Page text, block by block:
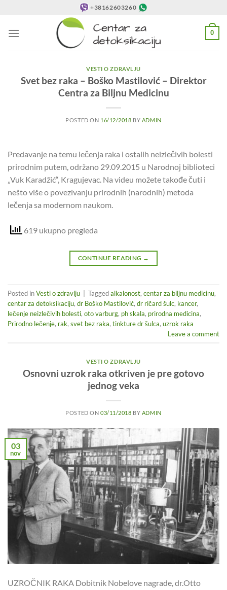
sadržaj
+38162603260
0
VESTI O ZDRAVLJU
Svet bez raka – Boško Mastilović – Direktor
Centra za Biljnu Medicinu
POSTED ON 16/12/2018 BY ADMIN
Predavanje na temu lečenja raka i ostalih neizlečivih bolesti
prirodnim putem, održano 29.09.2015 u Narodnoj biblioteci
„Vuk Karadžić“, Kragujevac. Na videu možete takođe čuti i
nešto više o povezivanju prirodnih (narodnih) metoda
lečenja sa modernom naukom.
619 ukupno pregleda
CONTINUE READING →
Posted inVesti o zdravlju Taggedalkalonost, centar za biljnu medicinu,
centar za detoksikaciju, dr Boško Mastilović, dr ričard šulc, kancer,
lečenje neizlečivih bolesti, oto varburg, ph skala, prirodna medicina,
Prirodno lečenje, rak, svet bez raka, tinkture dr šulca, uzrok raka
Leave a comment
VESTI O ZDRAVLJU
Osnovni uzrok raka otkriven je pre gotovo
jednog veka
POSTED ON 03/11/2018 BY ADMIN
03
nov
UZROČNIK RAKA Dobitnik Nobelove nagrade, dr.Otto